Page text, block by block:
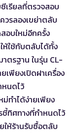
เรียลที่ตรวจสอบ
รลองเขย่าตลับ
อบใหม่อีกครั้ง
ห้ใช้กับตลับได้ทั้ง
ตรฐาน ในรุ่น CL-
เพียงเปิดฝาเครื่อง
นดไว้
ม่ทำได้ง่ายเพียง
ชี้ทิศทางที่กำหนดไว้
ให้ร้านรับซื้อตลับ